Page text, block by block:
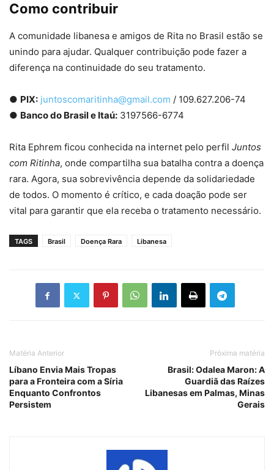
Como contribuir
A comunidade libanesa e amigos de Rita no Brasil estão se
unindo para ajudar. Qualquer contribuição pode fazer a
diferença na continuidade do seu tratamento.
● PIX: juntoscomaritinha@gmail.com / 109.627.206-74
● Banco do Brasil e Itaú: 3197566-6774
Rita Ephrem ficou conhecida na internet pelo perfil Juntos
com Ritinha, onde compartilha sua batalha contra a doença
rara. Agora, sua sobrevivência depende da solidariedade
de todos. O momento é crítico, e cada doação pode ser
vital para garantir que ela receba o tratamento necessário.
TAGS Brasil Doença Rara Libanesa
Matéria Anterior
Líbano Envia Mais Tropas
para a Fronteira com a Síria
Enquanto Confrontos
Persistem
Próxima matéria
Brasil: Odalea Maron: A
Guardiã das Raízes
Libanesas em Palmas, Minas
Gerais